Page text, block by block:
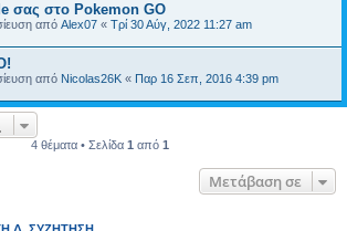
σας στο Pokemon GO
από Alex07 « Τρί 30 Αύγ, 2022 11:27 am
από Nicolas26K « Παρ 16 Σεπ, 2016 4:39 pm
4 θέματα • Σελίδα 1 από 1
Μετάβαση σε